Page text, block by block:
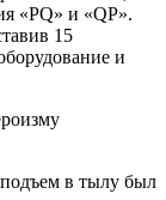
«PQ» и «QP».
15
и
подъем в тылу был